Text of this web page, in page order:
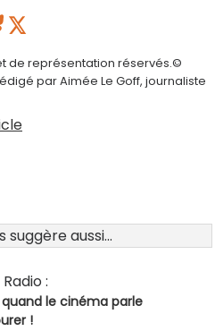
de représentation réservés.©
par Aimée Le Goff, journaliste
suggère aussi...
:
le cinéma parle
!